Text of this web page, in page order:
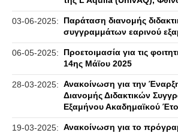
03-06-2025:
Παράταση διανομής
συγγραμμάτων εαρινού
06-05-2025:
Προετοιμασία για τις
14ης Μάϊου 2025
28-03-2025: Ανακοίνωση για την
Διανομής Διδακτικών
Εξαμήνου Ακαδημαϊκού
19-03-2025: Ανακοίνωση για το